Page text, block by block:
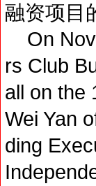
融资项目
On
rs Club
all on the
Wei Yan
ding